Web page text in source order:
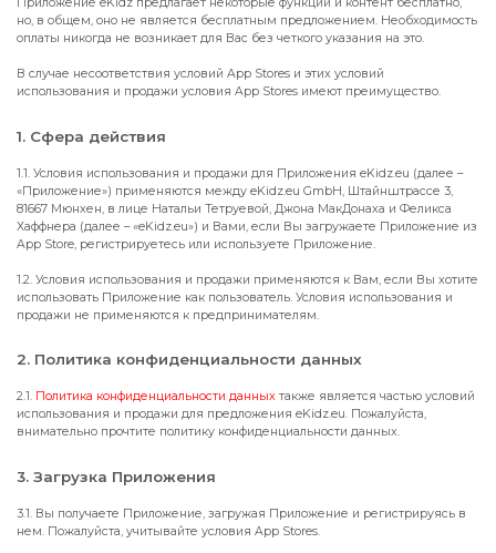
Приложение eKidz предлагает некоторые функции и контент бесплатно,
но, в общем, оно не является бесплатным предложением. Необходимость
оплаты никогда не возникает для Вас без четкого указания на это.
В случае несоответствия условий App Stores и этих условий
использования и продажи условия App Stores имеют преимущество.
1. Сфера действия
1.1. Условия использования и продажи для Приложения eKidz.eu (далее –
«Приложение») применяются между eKidz.eu GmbH, Штайнштрассе 3,
81667 Мюнхен, в лице Натальи Тетруевой, Джона МакДонаха и Феликса
Хаффнера (далее – «eKidz.eu») и Вами, если Вы загружаете Приложение из
App Store, регистрируетесь или используете Приложение.
1.2. Условия использования и продажи применяются к Вам, если Вы хотите
использовать Приложение как пользователь. Условия использования и
продажи не применяются к предпринимателям.
2. Политика конфиденциальности данных
2.1. Политика конфиденциальности данных также является частью условий
использования и продажи для предложения eKidz.eu. Пожалуйста,
внимательно прочтите политику конфиденциальности данных.
3. Загрузка Приложения
3.1. Вы получаете Приложение, загружая Приложение и регистрируясь в
нем. Пожалуйста, учитывайте условия App Stores.